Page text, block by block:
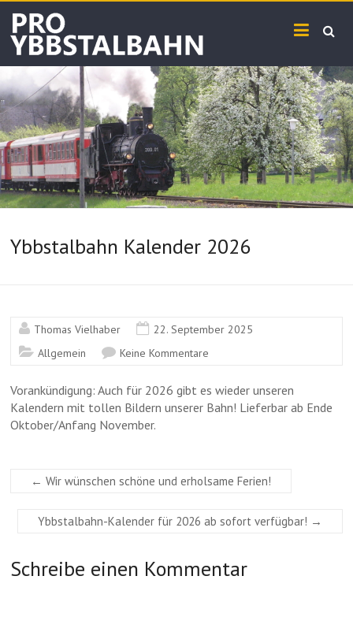
content
PRO
YBBSTALBAHN
Ybbstalbahn Kalender 2026
Thomas Vielhaber
22. September 2025
Allgemein
Keine Kommentare
Vorankündigung: Auch für 2026 gibt es wieder unseren
Kalendern mit tollen Bildern unserer Bahn! Lieferbar ab Ende
Oktober/Anfang November.
← Wir wünschen schöne und erholsame Ferien!
Ybbstalbahn-Kalender für 2026 ab sofort verfügbar! →
Schreibe einen Kommentar